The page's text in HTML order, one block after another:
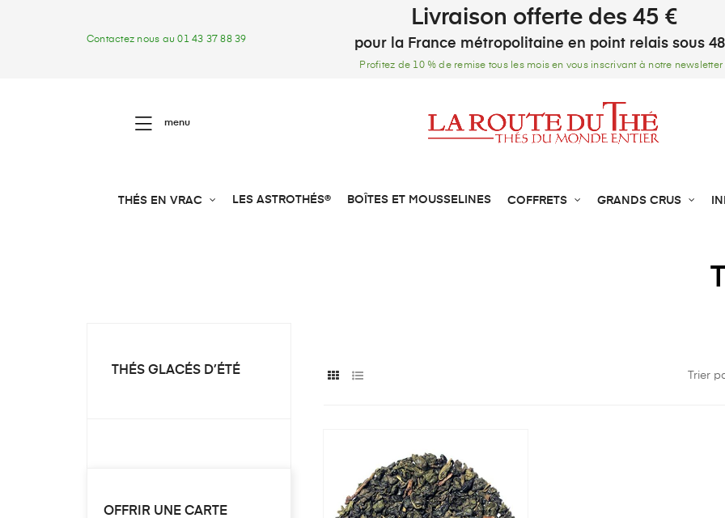
Contactez nous au 01 43 37 88 39
Livraison offerte des 45 €
pour la France métropolitaine en point relais sous
Profitez de 10 % de remise tous les mois en vous inscrivant à notre newsletter
menu
THÉS EN VRAC LES ASTROTHÉS® BOÎTES ET MOUSSELINES COFFRETS GRANDS CRUS
THÉS GLACÉS D’ÉTÉ
OFFRIR UNE CARTE
Trier